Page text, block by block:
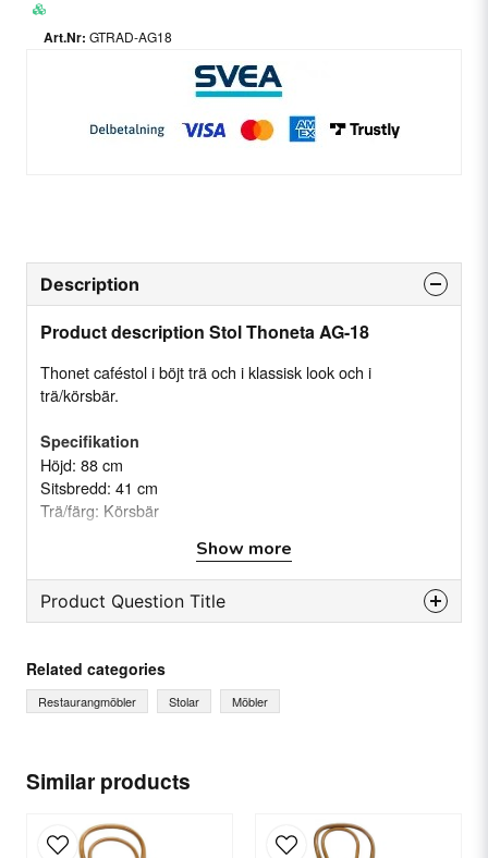
GTRAD-AG18
Similar products
Description
Product description Stol Thoneta AG-18
Thonet caféstol i böjt trä och i klassisk look och i
trä/körsbär.
Specifikation
Höjd: 88 cm
Sitsbredd: 41 cm
Trä/färg: Körsbär
Show more
Product Question Title
Ask us something about this product...
Name
email
Related categories
Restaurangmöbler Stolar Möbler